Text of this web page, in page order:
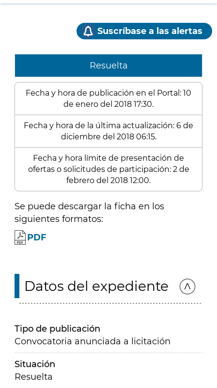
Suscríbase a las alertas
Resuelta
Fecha y hora de publicación en el Portal: 10
de enero del 2018 17:30.
Fecha y hora de la última actualización: 6 de
diciembre del 2018 06:15.
Fecha y hora límite de presentación de
ofertas o solicitudes de participación: 2 de
febrero del 2018 12:00.
Se puede descargar la ficha en los
siguientes formatos:
PDF
Datos del expediente
Tipo de publicación
Convocatoria anunciada a licitación
Situación
Resuelta